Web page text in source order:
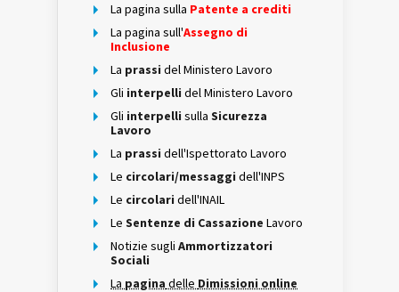
La pagina sulla Patente a crediti
La pagina sull'Assegno di
Inclusione
La prassi del Ministero Lavoro
Gli interpelli del Ministero Lavoro
Gli interpelli sulla Sicurezza
Lavoro
La prassi dell'Ispettorato Lavoro
Le circolari/messaggi dell'INPS
Le circolari dell'INAIL
Le Sentenze di Cassazione Lavoro
Notizie sugli Ammortizzatori
Sociali
La pagina delle Dimissioni online